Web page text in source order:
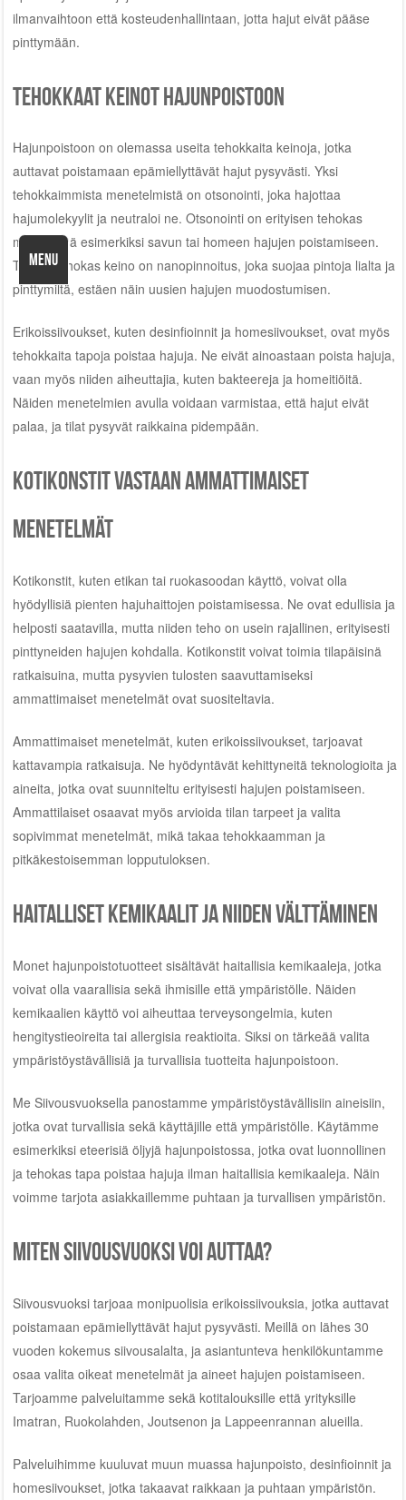
MENU
ilmanvaihtoon että kosteudenhallintaan, jotta hajut eivät pääse
pinttymään.
Tehokkaat keinot hajunpoistoon
Hajunpoistoon on olemassa useita tehokkaita keinoja, jotka
auttavat poistamaan epämiellyttävät hajut pysyvästi. Yksi
tehokkaimmista menetelmistä on otsonointi, joka hajottaa
hajumolekyylit ja neutraloi ne. Otsonointi on erityisen tehokas
menetelmä esimerkiksi savun tai homeen hajujen poistamiseen.
Toinen tehokas keino on nanopinnoitus, joka suojaa pintoja lialta ja
pinttymiltä, estäen näin uusien hajujen muodostumisen.
Erikoissiivoukset, kuten desinfioinnit ja homesiivoukset, ovat myös
tehokkaita tapoja poistaa hajuja. Ne eivät ainoastaan poista hajuja,
vaan myös niiden aiheuttajia, kuten bakteereja ja homeitiöitä.
Näiden menetelmien avulla voidaan varmistaa, että hajut eivät
palaa, ja tilat pysyvät raikkaina pidempään.
Kotikonstit vastaan ammattimaiset
menetelmät
Kotikonstit, kuten etikan tai ruokasoodan käyttö, voivat olla
hyödyllisiä pienten hajuhaittojen poistamisessa. Ne ovat edullisia ja
helposti saatavilla, mutta niiden teho on usein rajallinen, erityisesti
pinttyneiden hajujen kohdalla. Kotikonstit voivat toimia tilapäisinä
ratkaisuina, mutta pysyvien tulosten saavuttamiseksi
ammattimaiset menetelmät ovat suositeltavia.
Ammattimaiset menetelmät, kuten erikoissiivoukset, tarjoavat
kattavampia ratkaisuja. Ne hyödyntävät kehittyneitä teknologioita ja
aineita, jotka ovat suunniteltu erityisesti hajujen poistamiseen.
Ammattilaiset osaavat myös arvioida tilan tarpeet ja valita
sopivimmat menetelmät, mikä takaa tehokkaamman ja
pitkäkestoisemman lopputuloksen.
Haitalliset kemikaalit ja niiden välttäminen
Monet hajunpoistotuotteet sisältävät haitallisia kemikaaleja, jotka
voivat olla vaarallisia sekä ihmisille että ympäristölle. Näiden
kemikaalien käyttö voi aiheuttaa terveysongelmia, kuten
hengitystieoireita tai allergisia reaktioita. Siksi on tärkeää valita
ympäristöystävällisiä ja turvallisia tuotteita hajunpoistoon.
Me Siivousvuoksella panostamme ympäristöystävällisiin aineisiin,
jotka ovat turvallisia sekä käyttäjille että ympäristölle. Käytämme
esimerkiksi eteerisiä öljyjä hajunpoistossa, jotka ovat luonnollinen
ja tehokas tapa poistaa hajuja ilman haitallisia kemikaaleja. Näin
voimme tarjota asiakkaillemme puhtaan ja turvallisen ympäristön.
Miten Siivousvuoksi voi auttaa?
Siivousvuoksi tarjoaa monipuolisia erikoissiivouksia, jotka auttavat
poistamaan epämiellyttävät hajut pysyvästi. Meillä on lähes 30
vuoden kokemus siivousalalta, ja asiantunteva henkilökuntamme
osaa valita oikeat menetelmät ja aineet hajujen poistamiseen.
Tarjoamme palveluitamme sekä kotitalouksille että yrityksille
Imatran, Ruokolahden, Joutsenon ja Lappeenrannan alueilla.
Palveluihimme kuuluvat muun muassa hajunpoisto, desinfioinnit ja
homesiivoukset, jotka takaavat raikkaan ja puhtaan ympäristön.